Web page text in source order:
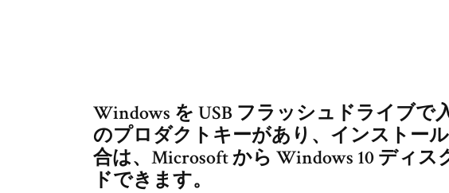
Windows を USB フラッシュドライブで
のプロダクトキーがあり、インストー
合は、Microsoft から Windows 10 ディ
ドできます。